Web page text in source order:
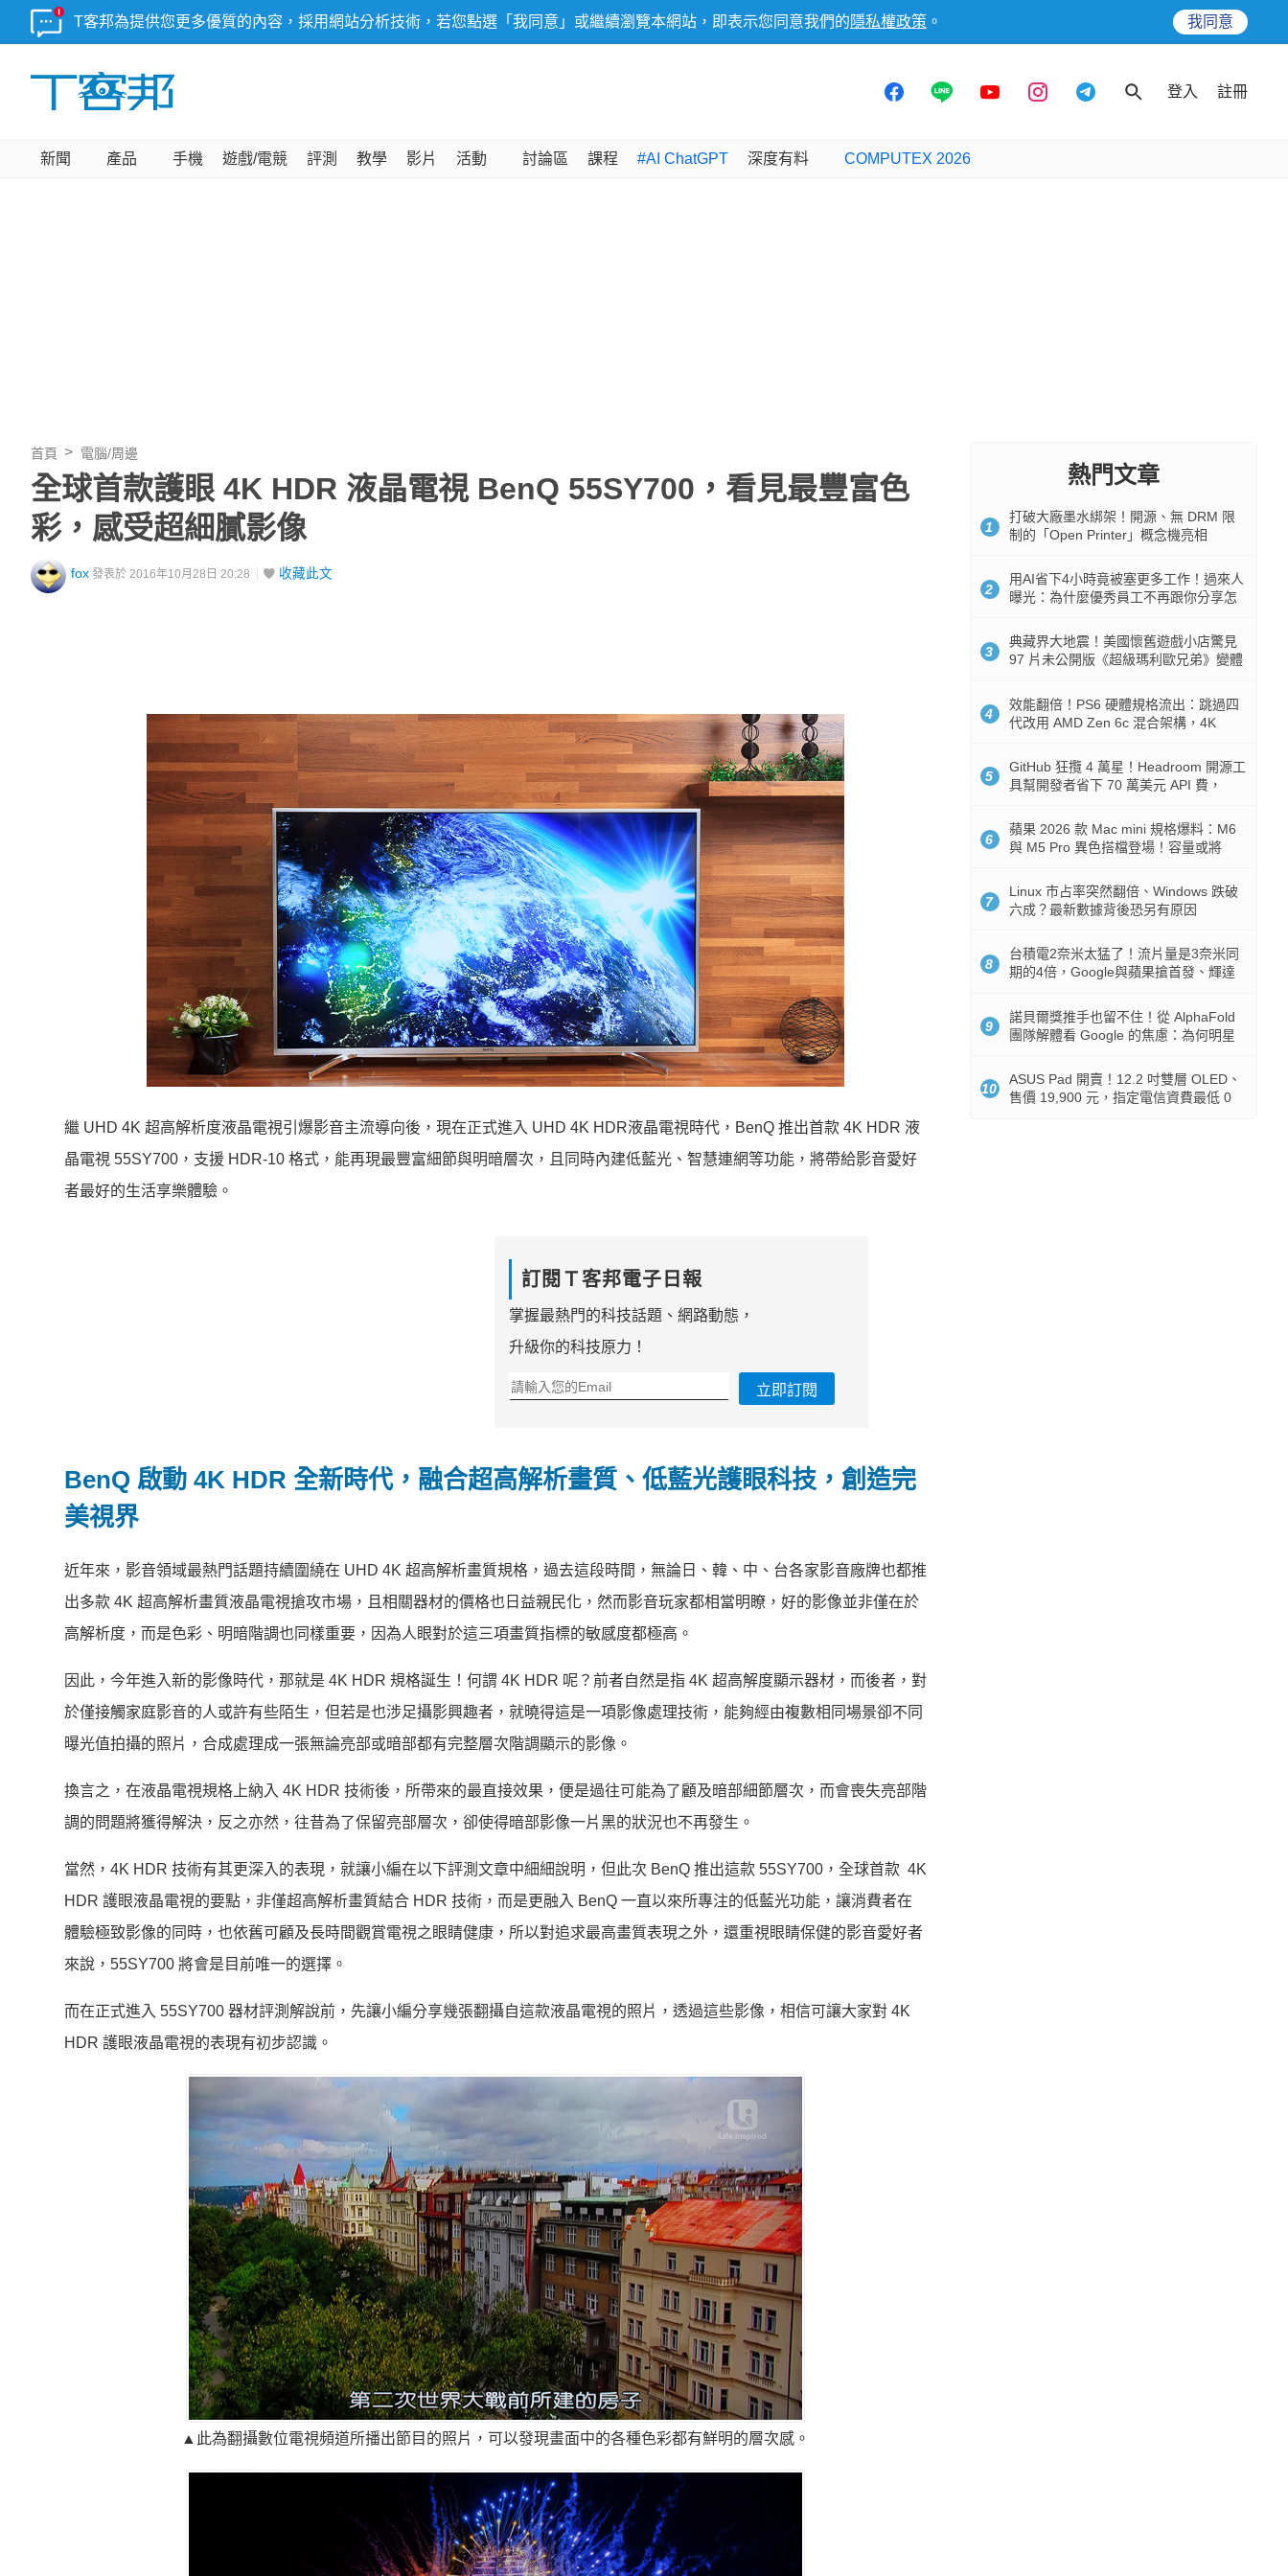
T客邦為提供您更多優質的內容，採用網站分析技術，若您點選「我同意」或繼續瀏覽本網站，即表示您同意我們的 隱私權政策 。 我同意
登入 註冊
新聞 產品 手機 遊戲/電競 評測 教學 影片 活動 討論區 課程 #AI ChatGPT 深度有料 COMPUTEX 2026
首頁 電腦/周邊
全球首款護眼 4K HDR 液晶電視 BenQ 55SY700，看見最豐富色
彩，感受超細膩影像
fox 發表於 2016年10月28日 20:28 收藏此文
繼 UHD 4K 超高解析度液晶電視引爆影音主流導向後，現在正式進入 UHD 4K HDR液晶電視時代，BenQ 推出首款 4K HDR 液
晶電視 55SY700，支援 HDR-10 格式，能再現最豐富細節與明暗層次，且同時內建低藍光、智慧連網等功能，將帶給影音愛好
者最好的生活享樂體驗。
訂閱Ｔ客邦電子日報
掌握最熱門的科技話題、網路動態，
升級你的科技原力！
立即訂閱
BenQ 啟動 4K HDR 全新時代，融合超高解析畫質、低藍光護眼科技，創造完
美視界
近年來，影音領域最熱門話題持續圍繞在 UHD 4K 超高解析畫質規格，過去這段時間，無論日、韓、中、台各家影音廠牌也都推
出多款 4K 超高解析畫質液晶電視搶攻市場，且相關器材的價格也日益親民化，然而影音玩家都相當明瞭，好的影像並非僅在於
高解析度，而是色彩、明暗階調也同樣重要，因為人眼對於這三項畫質指標的敏感度都極高。
因此，今年進入新的影像時代，那就是 4K HDR 規格誕生！何謂 4K HDR 呢？前者自然是指 4K 超高解度顯示器材，而後者，對
於僅接觸家庭影音的人或許有些陌生，但若是也涉足攝影興趣者，就曉得這是一項影像處理技術，能夠經由複數相同場景卻不同
曝光值拍攝的照片，合成處理成一張無論亮部或暗部都有完整層次階調顯示的影像。
換言之，在液晶電視規格上納入 4K HDR 技術後，所帶來的最直接效果，便是過往可能為了顧及暗部細節層次，而會喪失亮部階
調的問題將獲得解決，反之亦然，往昔為了保留亮部層次，卻使得暗部影像一片黑的狀況也不再發生。
當然，4K HDR 技術有其更深入的表現，就讓小編在以下評測文章中細細說明，但此次 BenQ 推出這款 55SY700，全球首款 4K
HDR 護眼液晶電視的要點，非僅超高解析畫質結合 HDR 技術，而是更融入 BenQ 一直以來所專注的低藍光功能，讓消費者在
體驗極致影像的同時，也依舊可顧及長時間觀賞電視之眼睛健康，所以對追求最高畫質表現之外，還重視眼睛保健的影音愛好者
來說，55SY700 將會是目前唯一的選擇。
而在正式進入 55SY700 器材評測解說前，先讓小編分享幾張翻攝自這款液晶電視的照片，透過這些影像，相信可讓大家對 4K
HDR 護眼液晶電視的表現有初步認識。
▲此為翻攝數位電視頻道所播出節目的照片，可以發現畫面中的各種色彩都有鮮明的層次感。
熱門文章
1
打破大廠墨水綁架！開源、無 DRM 限
制的「Open Printer」概念機亮相
2
用AI省下4小時竟被塞更多工作！過來人
曝光：為什麼優秀員工不再跟你分享怎
3
典藏界大地震！美國懷舊遊戲小店驚見
97 片未公開版《超級瑪利歐兄弟》變體
4
效能翻倍！PS6 硬體規格流出：跳過四
代改用 AMD Zen 6c 混合架構，4K
5
GitHub 狂攬 4 萬星！Headroom 開源工
具幫開發者省下 70 萬美元 API 費，
6
蘋果 2026 款 Mac mini 規格爆料：M6
與 M5 Pro 異色搭檔登場！容量或將
7
Linux 市占率突然翻倍、Windows 跌破
六成？最新數據背後恐另有原因
8
台積電2奈米太猛了！流片量是3奈米同
期的4倍，Google與蘋果搶首發、輝達
9
諾貝爾獎推手也留不住！從 AlphaFold
團隊解體看 Google 的焦慮：為何明星
10
ASUS Pad 開賣！12.2 吋雙層 OLED、
售價 19,900 元，指定電信資費最低 0